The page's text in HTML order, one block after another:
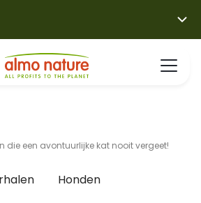
die een avontuurlijke kat nooit vergeet!
Honden